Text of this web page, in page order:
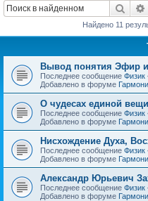
Поиск
Найдено 11
Вывод понятия Эфир
Последнее сообщение Физик
Добавлено в форуме
О чудесах единой вещи
Последнее сообщение Физик
Добавлено в форуме
Нисхождение Духа,
Последнее сообщение Физик
Добавлено в форуме
Александр Юрьевич
Последнее сообщение Физик
Добавлено в форуме